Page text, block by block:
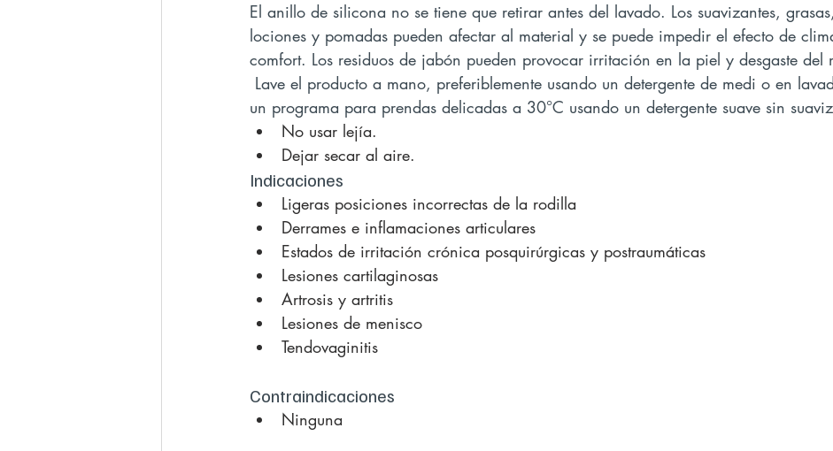
El anillo de silicona no se tiene que retirar antes del lavado. Los suavizantes,
lociones y pomadas pueden afectar al material y se puede impedir el efecto de
comfort. Los residuos de jabón pueden provocar irritación en la piel y desgaste del
un programa para prendas delicadas a 30°C usando un detergente suave sin
No usar lejía.
Dejar secar al aire.
Indicaciones
Ligeras posiciones incorrectas de la rodilla
Derrames e inflamaciones articulares
Estados de irritación crónica posquirúrgicas y postraumáticas
Lesiones cartilaginosas
Artrosis y artritis
Lesiones de menisco
Tendovaginitis
Contraindicaciones
Ninguna